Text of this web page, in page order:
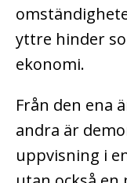
yttre hinder
ekonomi.
Från den ena
andra är
uppvisning i